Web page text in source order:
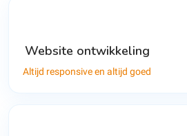
Website ontwikkeling
Altijd responsive en altijd goed